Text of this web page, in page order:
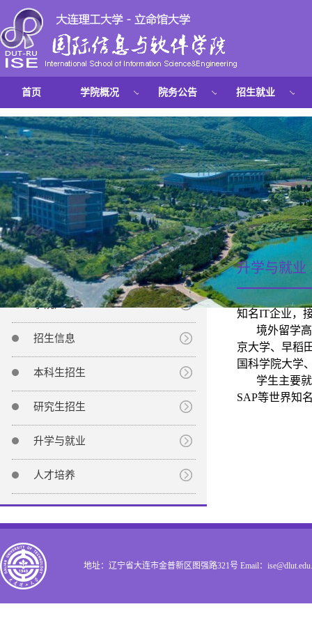
首页 学院概况 院务公告 招生就业
招生信息
学院声望
招生信息
本科生招生
研究生招生
升学与就业
人才培养
升学与就业
学院培养
知名IT企业，
境外留学
京大学、早稻
国科学院大学
学生主要
SAP等世界知
地址：辽宁省大连市金普新区图强路321号 Email：